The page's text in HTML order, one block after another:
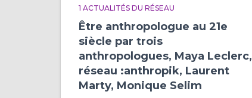
1 ACTUALITÉS DU RÉSEAU
Être anthropologue au 21e
siècle par trois
anthropologues, Maya Leclerc,
réseau :anthropik, Laurent
Marty, Monique Selim